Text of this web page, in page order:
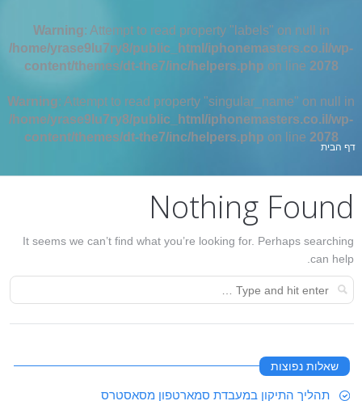
Warning: Attempt to read property "labels" on null in
/home/yrase9lu7ry8/public_html/iphonemasters.co.il/wp-
content/themes/dt-the7/inc/helpers.php on line 2078
Warning: Attempt to read property "singular_name" on null in
/home/yrase9lu7ry8/public_html/iphonemasters.co.il/wp-
content/themes/dt-the7/inc/helpers.php on line 2078
אתה כאן:
דף הבית
Nothing Found
It seems we can’t find what you’re looking for. Perhaps searching
can help.
שאלות נפוצות
תהליך התיקון במעבדת סמארטפון מסאסטרס